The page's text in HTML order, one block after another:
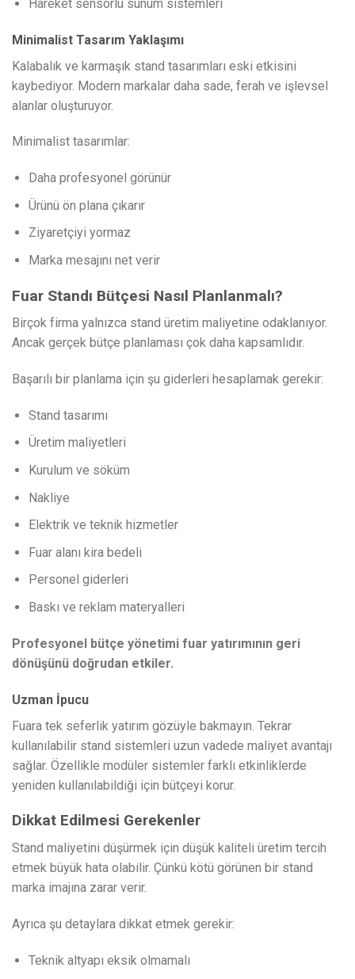
Hareket sensörlü sunum sistemleri
Minimalist Tasarım Yaklaşımı
Kalabalık ve karmaşık stand tasarımları eski etkisini
kaybediyor. Modern markalar daha sade, ferah ve işlevsel
alanlar oluşturuyor.
Minimalist tasarımlar:
Daha profesyonel görünür
Ürünü ön plana çıkarır
Ziyaretçiyi yormaz
Marka mesajını net verir
Fuar Standı Bütçesi Nasıl Planlanmalı?
Birçok firma yalnızca stand üretim maliyetine odaklanıyor.
Ancak gerçek bütçe planlaması çok daha kapsamlıdır.
Başarılı bir planlama için şu giderleri hesaplamak gerekir:
Stand tasarımı
Üretim maliyetleri
Kurulum ve söküm
Nakliye
Elektrik ve teknik hizmetler
Fuar alanı kira bedeli
Personel giderleri
Baskı ve reklam materyalleri
Profesyonel bütçe yönetimi fuar yatırımının geri
dönüşünü doğrudan etkiler.
Uzman İpucu
Fuara tek seferlik yatırım gözüyle bakmayın. Tekrar
kullanılabilir stand sistemleri uzun vadede maliyet avantajı
sağlar. Özellikle modüler sistemler farklı etkinliklerde
yeniden kullanılabildiği için bütçeyi korur.
Dikkat Edilmesi Gerekenler
Stand maliyetini düşürmek için düşük kaliteli üretim tercih
etmek büyük hata olabilir. Çünkü kötü görünen bir stand
marka imajına zarar verir.
Ayrıca şu detaylara dikkat etmek gerekir:
Teknik altyapı eksik olmamalı